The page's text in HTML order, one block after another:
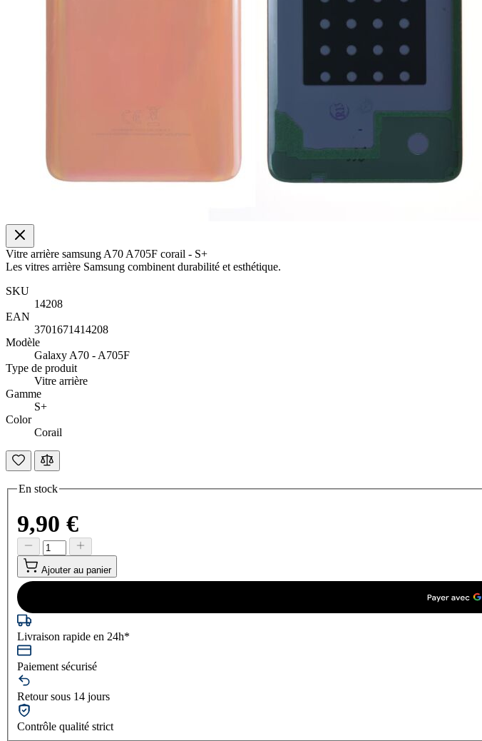
Vitre arrière samsung A70 A705F corail - S+
Les vitres arrière Samsung combinent durabilité et esthétique.
SKU
14208
EAN
3701671414208
Modèle
Galaxy A70 - A705F
Type de produit
Vitre arrière
Gamme
S+
Color
Corail
En stock
9,90 €
Ajouter au panier
Livraison rapide en 24h*
Paiement sécurisé
Retour sous 14 jours
Contrôle qualité strict